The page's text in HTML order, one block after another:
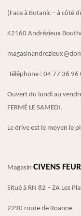
(Face à Botanic – à côté
42160 Andrézieux
Téléphone : 04 77 36 96
Ouvert du lundi au
FERMÉ LE SAMEDI.
Le drive est le moyen le
Magasin CIVENS
Situé à RN 82 – ZA Les
2290 route de Roanne